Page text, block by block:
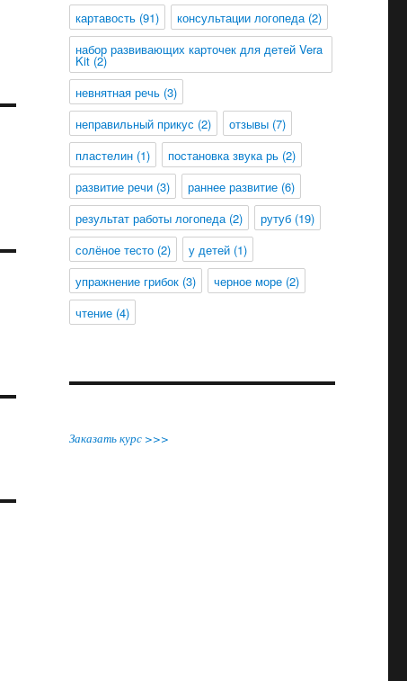
картавость(91) консультации логопеда(2)
набор развивающих карточек для детей Vera
Kit(2)
невнятная речь(3)
неправильный прикус (2) отзывы(7)
пластелин(1) постановка звука рь(2)
развитие речи(3) раннее развитие(6)
результат работы логопеда(2) рутуб(19)
солёное тесто(2) у детей(1)
упражнение грибок(3) черное море(2)
чтение(4)
Заказать курс >>>